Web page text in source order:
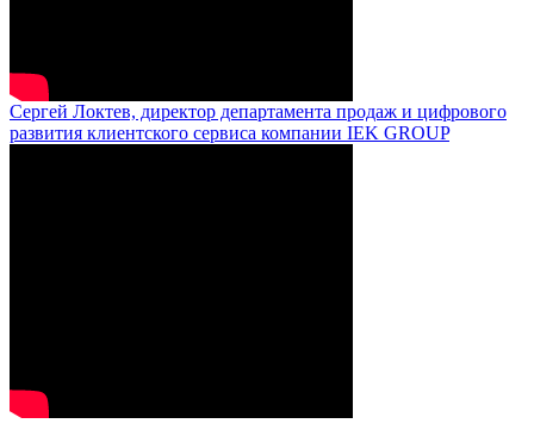
Сергей Локтев, директор департамента продаж и цифрового
развития клиентского сервиса компании IEK GROUP